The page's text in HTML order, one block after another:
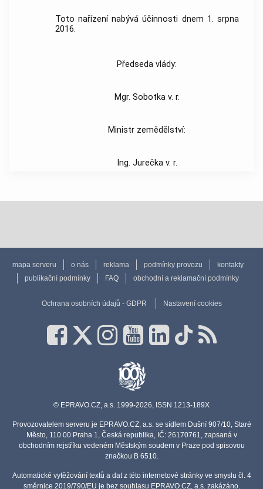
Toto nařízení nabývá účinnosti dnem 1. srpna
2016.
Předseda vlády:
Mgr. Sobotka v. r.
Ministr zemědělství:
Ing. Jurečka v. r.
mapa serveru o nás reklama podmínky provozu
kontakty
publikační podmínky
FAQ obchodní a reklamační podmínky
Ochrana osobních údajů - GDPR Nastavení cookies
© EPRAVO.CZ, a.s. 1999-2026, ISSN 1213-189X
Provozovatelem serveru je EPRAVO.CZ, a.s. se sídlem Dušní 907/10, Staré
Město, 110 00 Praha 1, Česká republika, IČ: 26170761, zapsaná v
obchodním rejstříku vedeném Městským soudem v Praze pod spisovou
značkou B 6510.
Automatické vytěžování textů a dat z této internetové stránky ve smyslu čl. 4
směrnice 2019/790/EU je bez souhlasu EPRAVO.CZ, a.s. zakázáno.